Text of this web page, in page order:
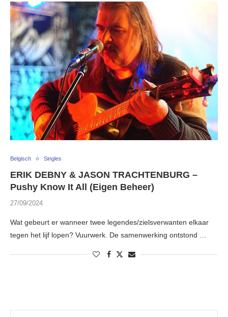
Belgisch Singles
ERIK DEBNY & JASON TRACHTENBURG –
Pushy Know It All (Eigen Beheer)
27/09/2024
Wat gebeurt er wanneer twee legendes/zielsverwanten elkaar
tegen het lijf lopen? Vuurwerk. De samenwerking ontstond …